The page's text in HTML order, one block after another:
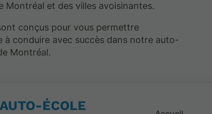
Montréal et des villes avoisinantes.
conçus pour vous permettre
à conduire avec succès dans notre auto-
Montréal.
AUTO-ÉCOLE